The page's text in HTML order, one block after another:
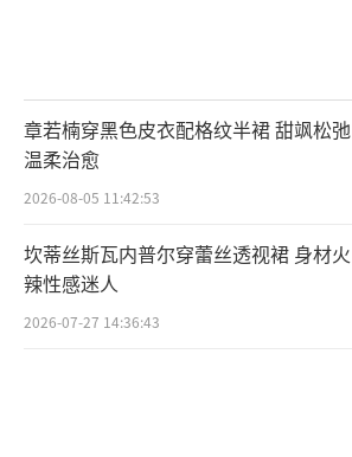
章若楠穿黑色皮衣配格纹半裙 甜飒松弛
温柔治愈
2026-08-05 11:42:53
坎蒂丝斯瓦内普尔穿蕾丝透视裙 身材火
辣性感迷人
2026-07-27 14:36:43